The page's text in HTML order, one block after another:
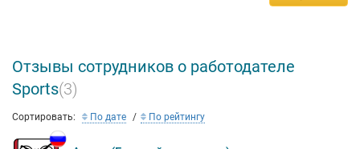
Отзывы сотрудников о работодателе
Sports(3)
Сортировать: По дате По рейтингу